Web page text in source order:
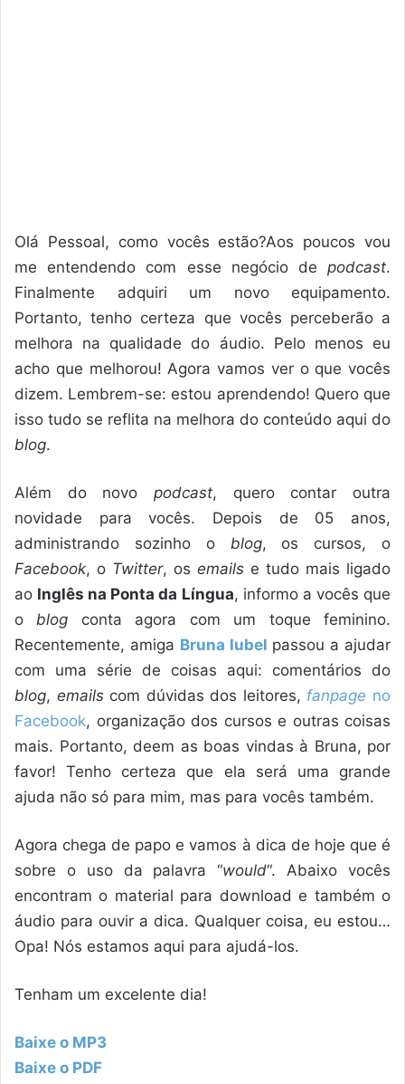
Olá Pessoal, como vocês estão?Aos poucos vou
me entendendo com esse negócio de podcast.
Finalmente adquiri um novo equipamento.
Portanto, tenho certeza que vocês perceberão a
melhora na qualidade do áudio. Pelo menos eu
acho que melhorou! Agora vamos ver o que vocês
dizem. Lembrem-se: estou aprendendo! Quero que
isso tudo se reflita na melhora do conteúdo aqui do
blog.
Além do novo podcast, quero contar outra
novidade para vocês. Depois de 05 anos,
administrando sozinho o blog, os cursos, o
Facebook, o Twitter, os emails e tudo mais ligado
ao Inglês na Ponta da Língua, informo a vocês que
o blog conta agora com um toque feminino.
Recentemente, amiga Bruna Iubel passou a ajudar
com uma série de coisas aqui: comentários do
blog, emailscom dúvidas dos leitores, fanpage no
Facebook, organização dos cursos e outras coisas
mais. Portanto, deem as boas vindas à Bruna, por
favor! Tenho certeza que ela será uma grande
ajuda não só para mim, mas para vocês também.
Agora chega de papo e vamos à dica de hoje que é
sobre o uso da palavra “would“. Abaixo vocês
encontram o material para download e também o
áudio para ouvir a dica. Qualquer coisa, eu estou…
Opa! Nós estamos aqui para ajudá-los.
Tenham um excelente dia!
Baixe o MP3
Baixe o PDF